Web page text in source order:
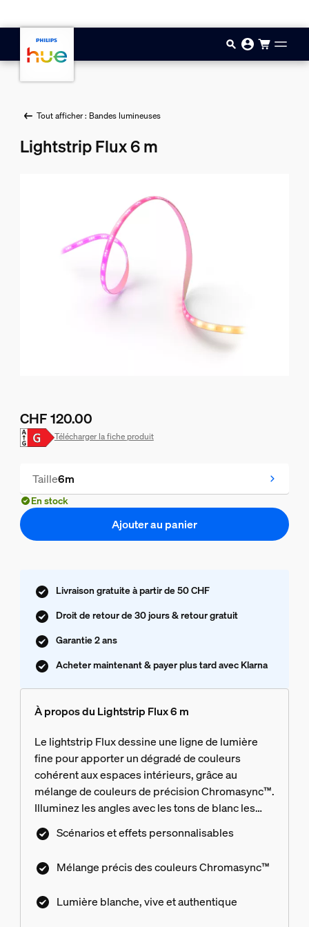
Tout afficher : Bandes lumineuses
Lightstrip Flux 6 m
Le prix actuel est CHF 120.00
CHF 120.00
Télécharger la fiche produit
Taille6m
En stock
Ajouter au panier
Livraison gratuite à partir de 50 CHF
Droit de retour de 30 jours & retour gratuit
Garantie 2 ans
Acheter maintenant & payer plus tard avec Klarna
À propos du Lightstrip Flux 6 m
Le lightstrip Flux dessine une ligne de lumière
fine pour apporter un dégradé de couleurs
cohérent aux espaces intérieurs, grâce au
mélange de couleurs de précision Chromasync™.
Illuminez les angles avec les tons de blanc les
plus purs, grâce à des LED blanches et
chaleureuses dédiées. Utilisez le lightstrip Flux
angles de lit et le long des bibliothèques pour
s'accorde avec toutes les humeurs. Profitez d'une
Scénarios et effets personnalisables
Mélange précis des couleurs Chromasync™
Lumière blanche, vive et authentique